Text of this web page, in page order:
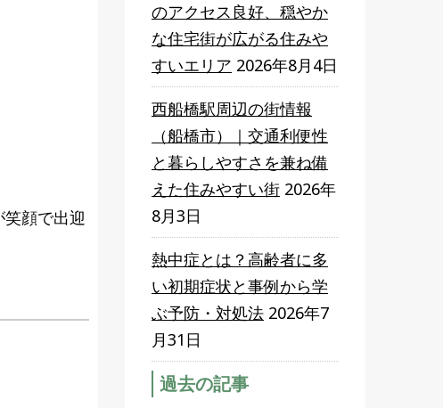
顔で出迎
のアクセス良好、穏やか
な住宅街が広がる住みや
すいエリア 2026年8月4日
西船橋駅周辺の街情報
（船橋市）｜交通利便性
と暮らしやすさを兼ね備
えた住みやすい街 2026年
8月3日
熱中症とは？高齢者に多
い初期症状と事例から学
ぶ予防・対処法 2026年7
月31日
過去の記事